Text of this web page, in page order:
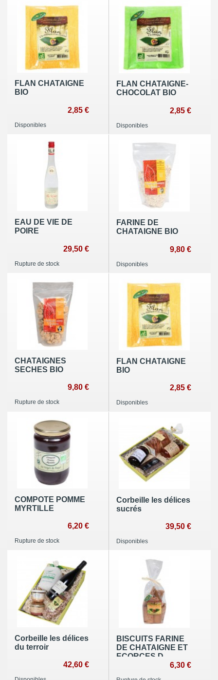
FLAN CHATAIGNE
BIO
2,85 €
Disponibles
FLAN CHATAIGNE-
CHOCOLAT BIO
2,85 €
Disponibles
EAU DE VIE DE
POIRE
29,50 €
Rupture de stock
FARINE DE
CHATAIGNE BIO
9,80 €
Disponibles
CHATAIGNES
SECHES BIO
9,80 €
Rupture de stock
FLAN CHATAIGNE
BIO
2,85 €
Disponibles
COMPOTE POMME
MYRTILLE
6,20 €
Rupture de stock
Corbeille les délices
sucrés
39,50 €
Disponibles
Corbeille les délices
du terroir
42,60 €
BISCUITS FARINE
DE CHATAIGNE ET
ECORCES D
ORANGE CONFITE
6,30 €